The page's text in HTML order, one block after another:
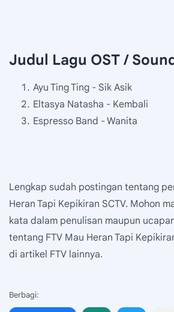
Judul Lagu OST /
Ayu Ting Ting - Sik Asik
Eltasya Natasha - Kembali
Espresso Band - Wanita
Lengkap sudah postingan tentang
Heran Tapi Kepikiran SCTV. Mohon
kata dalam penulisan maupun
tentang FTV Mau Heran Tapi
di artikel FTV lainnya.